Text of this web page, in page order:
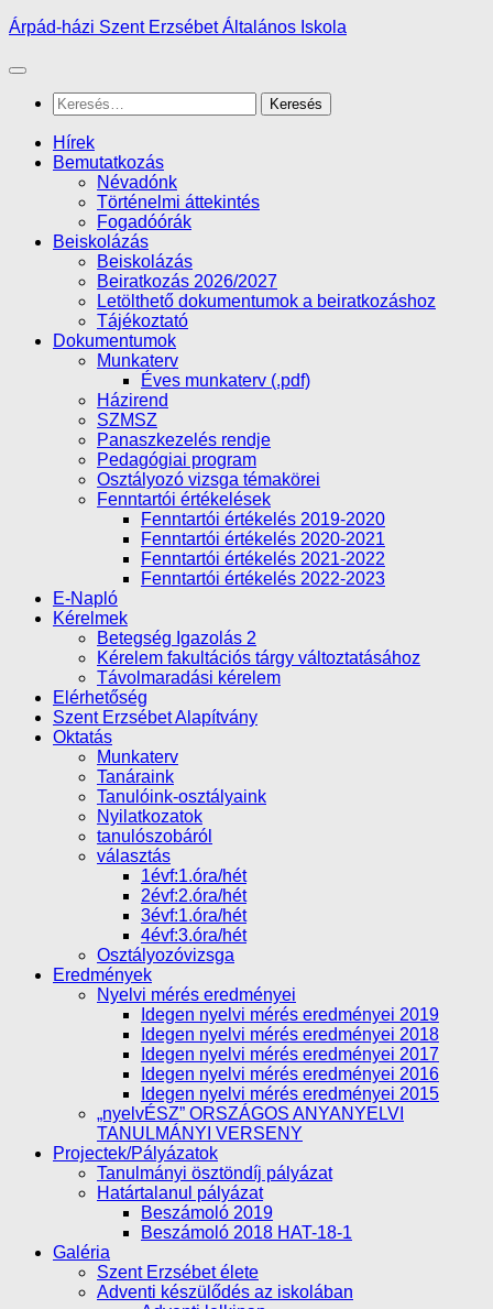
Skip
content
Árpád-házi Szent Erzsébet Általános Iskola
Keresés:
Hírek
Bemutatkozás
Névadónk
Történelmi áttekintés
Fogadóórák
Beiskolázás
Beiskolázás
Beiratkozás 2026/2027
Letölthető dokumentumok a beiratkozáshoz
Tájékoztató
Dokumentumok
Munkaterv
Éves munkaterv (.pdf)
Házirend
SZMSZ
Panaszkezelés rendje
Pedagógiai program
Osztályozó vizsga témakörei
Fenntartói értékelések
Fenntartói értékelés 2019-2020
Fenntartói értékelés 2020-2021
Fenntartói értékelés 2021-2022
Fenntartói értékelés 2022-2023
E-Napló
Kérelmek
Betegség Igazolás 2
Kérelem fakultációs tárgy változtatásához
Távolmaradási kérelem
Elérhetőség
Szent Erzsébet Alapítvány
Oktatás
Munkaterv
Tanáraink
Tanulóink-osztályaink
Nyilatkozatok
tanulószobáról
választás
1évf:1.óra/hét
2évf:2.óra/hét
3évf:1.óra/hét
4évf:3.óra/hét
Osztályozóvizsga
Eredmények
Nyelvi mérés eredményei
Idegen nyelvi mérés eredményei 2019
Idegen nyelvi mérés eredményei 2018
Idegen nyelvi mérés eredményei 2017
Idegen nyelvi mérés eredményei 2016
Idegen nyelvi mérés eredményei 2015
„nyelvÉSZ” ORSZÁGOS ANYANYELVI
TANULMÁNYI VERSENY
Projectek/Pályázatok
Tanulmányi ösztöndíj pályázat
Határtalanul pályázat
Beszámoló 2019
Beszámoló 2018 HAT-18-1
Galéria
Szent Erzsébet élete
Adventi készülődés az iskolában